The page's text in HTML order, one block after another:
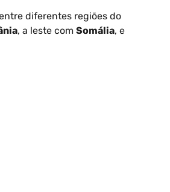
diferentes regiões do
, a leste com Somália, e